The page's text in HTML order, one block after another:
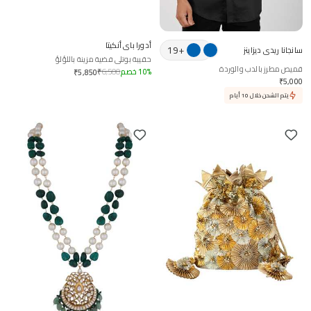
سانجانا ريدي ديزاينز +
19
قميص مطرز بالدب والوردة
₹5,000
يتم الشحن خلال 10 أيام
أدورا باي أنكيتا
حقيبة بوتلي فضية مزينة باللؤلؤ
₹5,850₹6,500 10% خصم